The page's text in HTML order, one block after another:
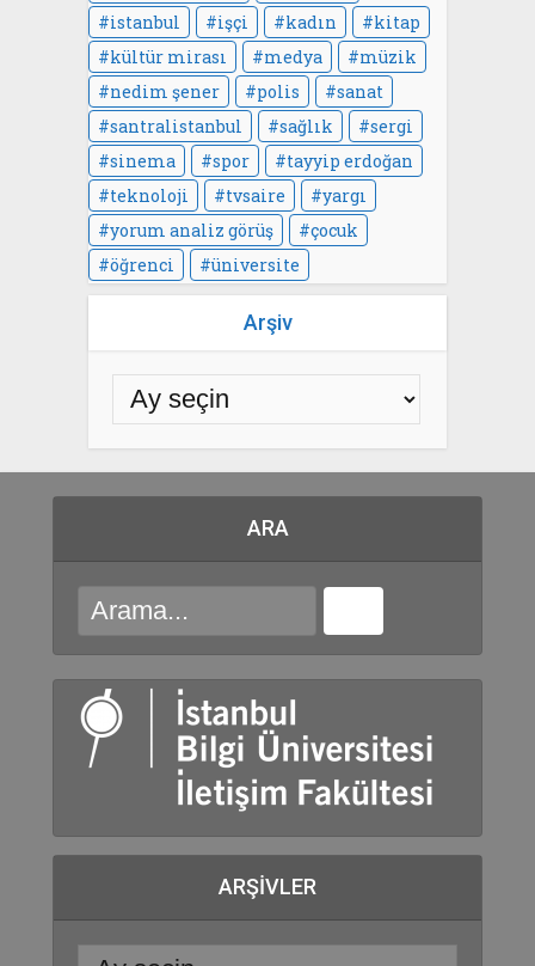
istanbul
işçi kadın
kitap
kültür mirası
medya
müzik
nedim şener
polis
sanat
santralistanbul
sağlık
sergi
sinema
spor
tayyip erdoğan
teknoloji
tvsaire
yargı
yorum analiz görüş
çocuk
öğrenci
üniversite
Arşiv
ARA
ARŞIVLER